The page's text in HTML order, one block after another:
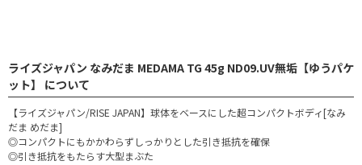
ライズジャパン なみだま MEDAMA TG 45g ND09.UV無垢【ゆうパケ
ット】 について
【ライズジャパン/RISE JAPAN】球体をベースにした超コンパクトボディ[なみ
だま めだま]
◎コンパクトにもかかわらずしっかりとした引き抵抗を確保
◎引き抵抗をもたらす大型まぶた